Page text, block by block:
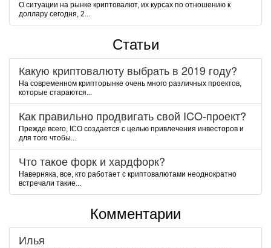
О ситуации на рынке криптовалют, их курсах по отношению к
доллару сегодня, 2...
Статьи
Какую криптовалюту выбрать в 2019 году?
На современном крипторынке очень много различных проектов,
которые стараются...
Как правильно продвигать свой ICO-проект?
Прежде всего, ICO создается с целью привлечения инвесторов и
для того чтобы...
Что такое форк и хардфорк?
Наверняка, все, кто работает с криптовалютами неоднократно
встречали такие...
Комментарии
Илья